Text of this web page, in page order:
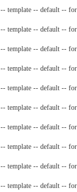
| -- template -- default --
| -- template -- default --
| -- template -- default --
| -- template -- default --
| -- template -- default --
| -- template -- default --
| -- template -- default --
| -- template -- default --
| -- template -- default --
| -- template -- default --